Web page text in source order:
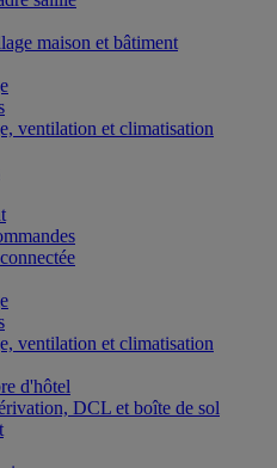
maison et bâtiment
ventilation et climatisation
ventilation et climatisation
d'hôtel
DCL et boîte de sol